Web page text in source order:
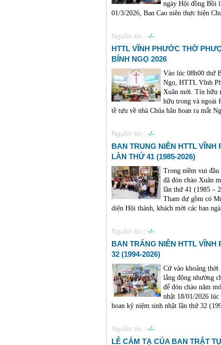
ngày Hội đồng Bồi
01/3/2026, Ban Cao niên thực hiện
Nguồn tin : -/-
HTTL VĨNH PHƯỚC THỜ
BÍNH NGỌ 2026
Vào lúc 08h00 thứ
Ngọ, HTTL Vĩnh
Xuân mới. Tín hữu
hữu trong và ngoài
tề tựu về nhà Chúa hân hoan ra mắt
Nguồn tin : -/-
BAN TRUNG NIÊN HTTL
LẦN THỨ 41 (1985-2026)
Trong niềm vui
đã đón chào Xuân
lần thứ 41 (1985 –
Tham dự gồm có
diện Hội thánh, khách mời các ban
Nguồn tin : -/-
BAN TRÁNG NIÊN HTTL
32 (1994-2026)
Cứ vào khoảng thời
lắng động nhường
để đón chào năm
nhật 18/01/2026
hoan kỷ niệm sinh nhật lần thứ 32
Nguồn tin : -/-
LỄ CẢM TẠ CỦA BAN TRẬT